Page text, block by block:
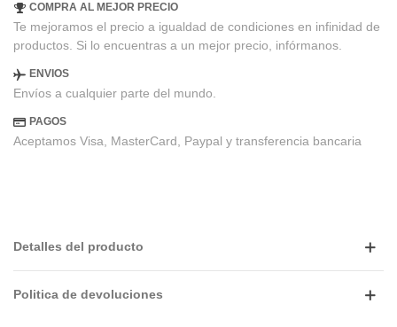
COMPRA AL MEJOR PRECIO
Te mejoramos el precio a igualdad de condiciones en infinidad de
productos. Si lo encuentras a un mejor precio, infórmanos.
ENVIOS
Envíos a cualquier parte del mundo.
PAGOS
Aceptamos Visa, MasterCard, Paypal y transferencia bancaria
Detalles del producto
Politica de devoluciones